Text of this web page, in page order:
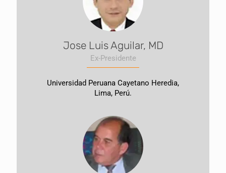
Jose Luis Aguilar, MD
Ex-Presidente
Universidad Peruana Cayetano Heredia,
Lima, Perú.